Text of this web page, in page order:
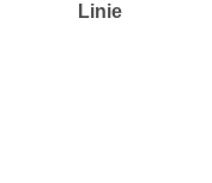
Linie